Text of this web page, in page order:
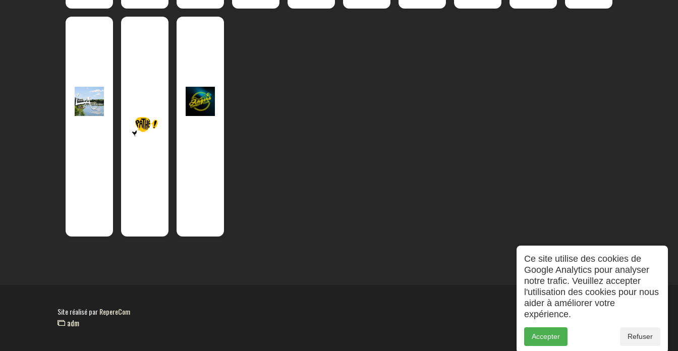
Site réalisé parRepereCom
adm
Ce site utilise des cookies de
Google Analytics pour analyser
notre trafic. Veuillez accepter
l'utilisation des cookies pour nous
aider à améliorer votre
expérience.
Accepter Refuser